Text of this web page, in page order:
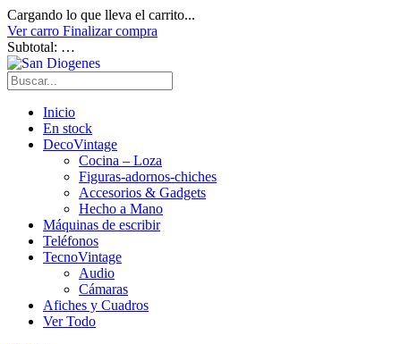
Cargando lo que lleva el carrito...
Ver carro Finalizar compra
Subtotal: …
Inicio
En stock
DecoVintage
Cocina – Loza
Figuras-adornos-chiches
Accesorios & Gadgets
Hecho a Mano
Máquinas de escribir
Teléfonos
TecnoVintage
Audio
Cámaras
Afiches y Cuadros
Ver Todo